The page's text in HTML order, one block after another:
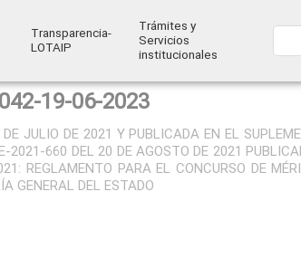
Transparencia-
LOTAIP
Trámites y
Servicios
institucionales
19-06-2023
JULIO DE 2021 Y PUBLICADA EN EL
660 DEL 20 DE AGOSTO DE 2021
REGLAMENTO PARA EL CONCURSO DE
GENERAL DEL ESTADO